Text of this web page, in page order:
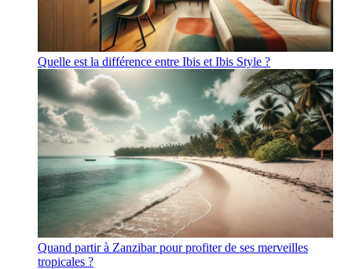
Quelle est la différence entre Ibis et Ibis Style ?
Quand partir à Zanzibar pour profiter de ses merveilles
tropicales ?